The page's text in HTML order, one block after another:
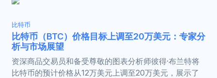
比特币
比特币（BTC）价格目标上调至20万美元：专家分
析与市场展望
资深商品交易员和备受尊敬的图表分析师彼得·布兰特将
比特币的预计价格从12万美元上调至20万美元，展示了